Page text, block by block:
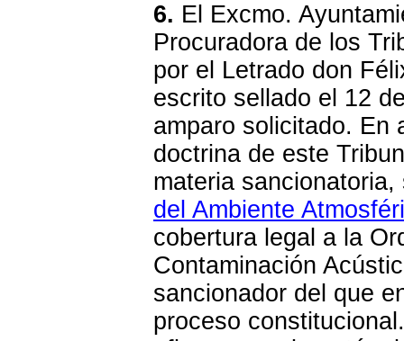
6. El Excmo.
Procuradora de los
por el Letrado don
escrito sellado el 12
amparo solicitado. En
doctrina de este
materia
del Ambiente
cobertura legal a la
Contaminación
sancionador del que
proceso